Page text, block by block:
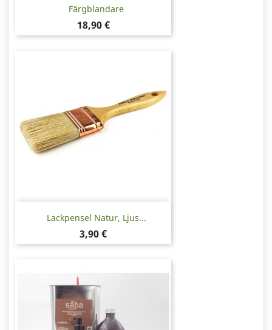
Färgblandare
Pris
18,90 €
Lackpensel Natur, Ljus...
Pris
3,90 €